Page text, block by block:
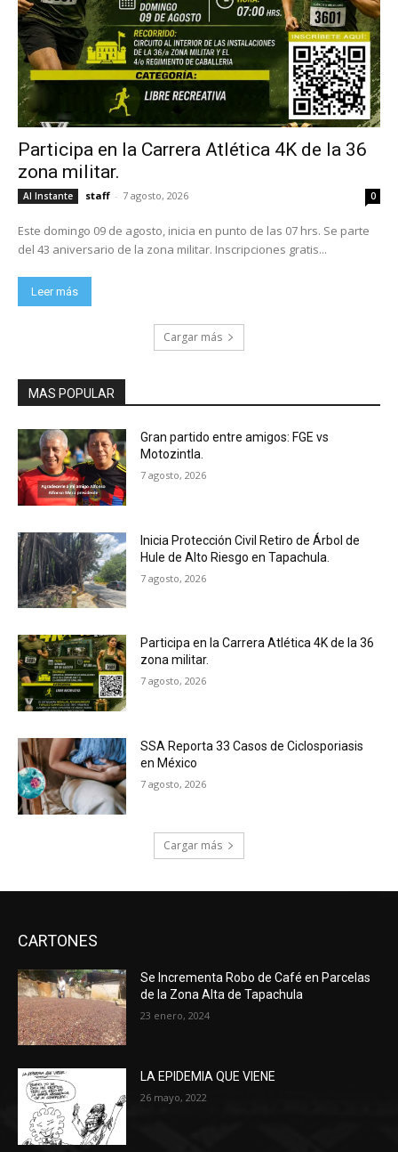
Participa en la Carrera Atlética 4K de la 36
zona militar.
Al Instante staff - 7 agosto, 2026 0
Este domingo 09 de agosto, inicia en punto de las 07 hrs. Se parte
del 43 aniversario de la zona militar. Inscripciones gratis...
Leer más
Cargar más
MAS POPULAR
Gran partido entre amigos: FGE vs
Motozintla.
7 agosto, 2026
Inicia Protección Civil Retiro de Árbol de
Hule de Alto Riesgo en Tapachula.
7 agosto, 2026
Participa en la Carrera Atlética 4K de la 36
zona militar.
7 agosto, 2026
SSA Reporta 33 Casos de Ciclosporiasis
en México
7 agosto, 2026
Cargar más
CARTONES
Se Incrementa Robo de Café en Parcelas
de la Zona Alta de Tapachula
23 enero, 2024
LA EPIDEMIA QUE VIENE
26 mayo, 2022